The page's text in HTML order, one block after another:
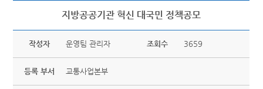
지방공공기관 혁신 대국민 정책공모
작성자 운영팀 관리자 조회수 3659
등록 부서 교통사업본부